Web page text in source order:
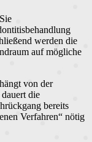
werden die
auf mögliche
von der
die
bereits
Verfahren“ nötig